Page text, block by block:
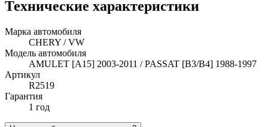
Технические характеристики
Марка автомобиля
CHERY / VW
Модель автомобиля
AMULET [A15] 2003-2011 / PASSAT [B3/B4] 1988-1997
Артикул
R2519
Гарантия
1 год